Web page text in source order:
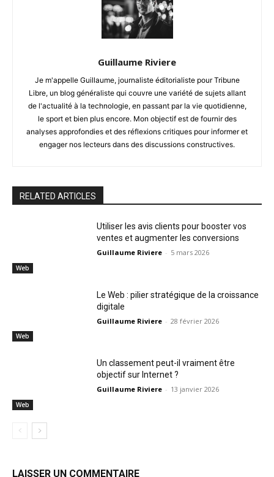
Guillaume Riviere
Je m'appelle Guillaume, journaliste éditorialiste pour Tribune
Libre, un blog généraliste qui couvre une variété de sujets allant
de l'actualité à la technologie, en passant par la vie quotidienne,
le sport et bien plus encore. Mon objectif est de fournir des
analyses approfondies et des réflexions critiques pour informer et
engager nos lecteurs dans des discussions constructives.
RELATED ARTICLES
Web
Utiliser les avis clients pour booster vos
ventes et augmenter les conversions
Guillaume Riviere - 5 mars 2026
Web
Le Web : pilier stratégique de la croissance
digitale
Guillaume Riviere - 28 février 2026
Web
Un classement peut-il vraiment être
objectif sur Internet ?
Guillaume Riviere - 13 janvier 2026
LAISSER UN COMMENTAIRE